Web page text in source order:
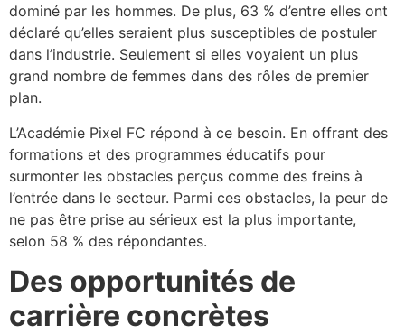
dominé par les hommes. De plus, 63 % d’entre elles ont
déclaré qu’elles seraient plus susceptibles de postuler
dans l’industrie. Seulement si elles voyaient un plus
grand nombre de femmes dans des rôles de premier
plan.
L’Académie Pixel FC répond à ce besoin. En offrant des
formations et des programmes éducatifs pour
surmonter les obstacles perçus comme des freins à
l’entrée dans le secteur. Parmi ces obstacles, la peur de
ne pas être prise au sérieux est la plus importante,
selon 58 % des répondantes.
Des opportunités de
carrière concrètes